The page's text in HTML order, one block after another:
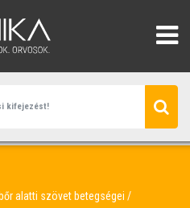
alatti szövet betegségei